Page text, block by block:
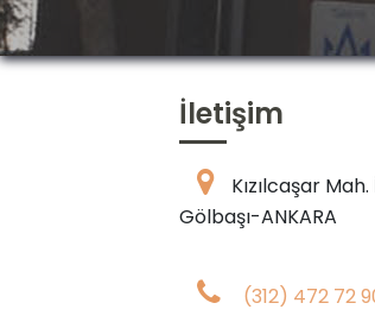
İletişim
Kızılcaşar
Gölbaşı-ANKARA
(312) 472 72